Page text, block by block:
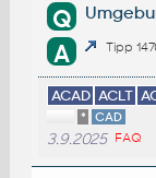
Q
A Tipp
ACAD ACLT
* CAD
3.9.2025 FAQ